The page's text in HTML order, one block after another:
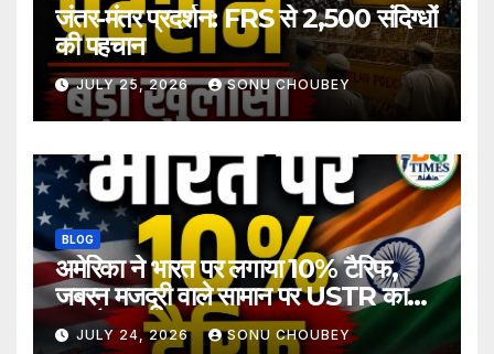
जंतर-मंतर प्रदर्शन: FRS से 2,500 संदिग्धों
की पहचान
JULY 25, 2026 SONU CHOUBEY
BLOG
अमेरिका ने भारत पर लगाया 10% टैरिफ,
जबरन मजदूरी वाले सामान पर USTR का
बड़ा फैसला
JULY 24, 2026 SONU CHOUBEY